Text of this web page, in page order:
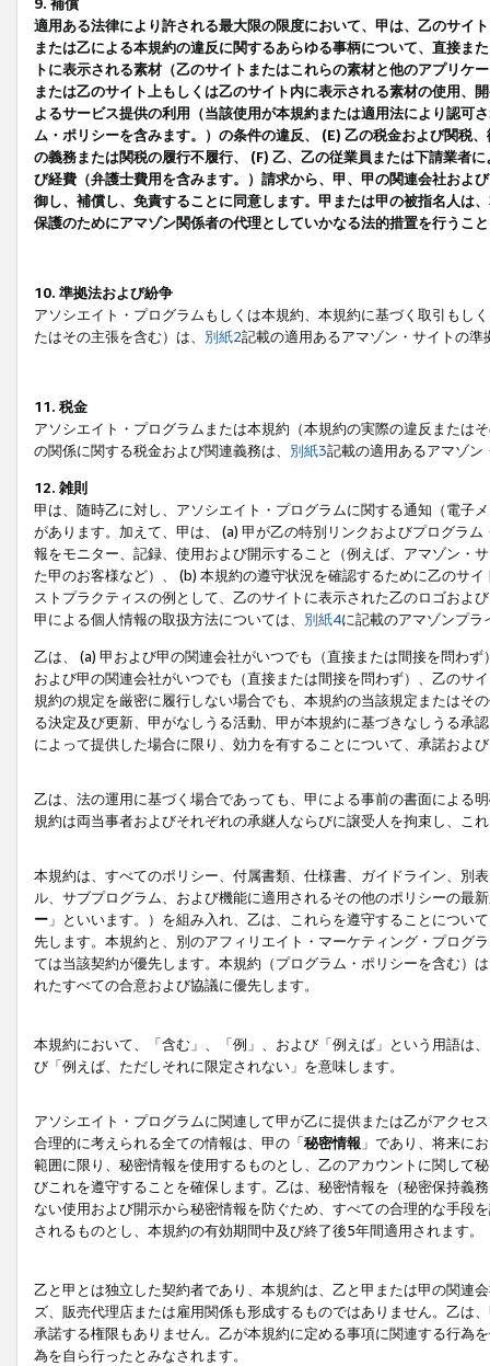
9. 補償
適用ある法律により許される最大限の限度において、甲は、乙のサイ
または乙による本規約の違反に関するあらゆる事柄について、直接ま
トに表示される素材（乙のサイトまたはこれらの素材と他のアプリ
または乙のサイト上もしくは乙のサイト内に表示される素材の使用、
よるサービス提供の利用（当該使用が本規約または適用法により認可
ム・ポリシーを含みます。）の条件の違反、 (E) 乙の税金および関税
の義務または関税の履行不履行、 (F) 乙、乙の従業員または下請業者
び経費（弁護士費用を含みます。）請求から、甲、甲の関連会社およ
御し、補償し、免責することに同意します。甲または甲の被指名人は
保護のためにアマゾン関係者の代理としていかなる法的措置を行うこ
10. 準拠法および紛争
アソシエイト・プログラムもしくは本規約、本規約に基づく取引もし
たはその主張を含む）は、 別紙2記載の適用あるアマゾン・サイトの
11. 税金
アソシエイト・プログラムまたは本規約（本規約の実際の違反または
の関係に関する税金および関連義務は、 別紙3記載の適用あるアマゾン
12. 雑則
甲は、随時乙に対し、アソシエイト・プログラムに関する通知（電子
があります。加えて、甲は、 (a) 甲が乙の特別リンクおよびプログラ
報をモニター、記録、使用および開示すること（例えば、アマゾン・
た甲のお客様など）、 (b) 本規約の遵守状況を確認するために乙のサ
ストプラクティスの例として、乙のサイトに表示された乙のロゴおよ
甲による個人情報の取扱方法については、 別紙4に記載のアマゾンプ
乙は、 (a) 甲および甲の関連会社がいつでも（直接または間接を問わ
および甲の関連会社がいつでも（直接または間接を問わず）、乙のサ
規約の規定を厳密に履行しない場合でも、本規約の当該規定またはそ
る決定及び更新、甲がなしうる活動、甲が本規約に基づきなしうる承
によって提供した場合に限り、効力を有することについて、承諾およ
乙は、法の運用に基づく場合であっても、甲による事前の書面による
規約は両当事者およびそれぞれの承継人ならびに譲受人を拘束し、こ
本規約は、すべてのポリシー、付属書類、仕様書、ガイドライン、別
ル、サブプログラム、および機能に適用されるその他のポリシーの最
ー 」といいます。）を組み入れ、乙は、これらを遵守することにつ
先します。本規約と、別のアフィリエイト・マーケティング・プログ
ては当該契約が優先します。本規約（プログラム・ポリシーを含む）
れたすべての合意および協議に優先します。
本規約において、「含む」、「例」、および「例えば」という用語は
び「例えば、ただしそれに限定されない」を意味します。
アソシエイト・プログラムに関連して甲が乙に提供または乙がアクセ
合理的に考えられる全ての情報は、甲の「秘密情報 」であり、将来に
範囲に限り、秘密情報を使用するものとし、乙のアカウントに関して
びこれを遵守することを確保します。乙は、秘密情報を（秘密保持義
ない使用および開示から秘密情報を防ぐため、すべての合理的な手段
されるものとし、本規約の有効期間中及び終了後5年間適用されます。
乙と甲とは独立した契約者であり、本規約は、乙と甲または甲の関連
ズ、販売代理店または雇用関係も形成するものではありません。乙は
承諾する権限もありません。乙が本規約に定める事項に関連する行為
為を自ら行ったとみなされます。